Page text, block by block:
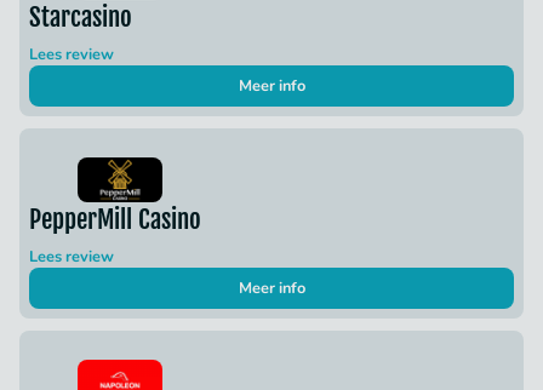
Starcasino
Lees review
Meer info
PepperMill Casino
Lees review
Meer info